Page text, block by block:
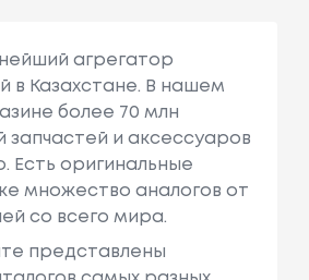
агрегатор
в Казахстане. В нашем
более 70 млн
запчастей и аксессуаров
Есть оригинальные
множество аналогов от
со всего мира.
представлены